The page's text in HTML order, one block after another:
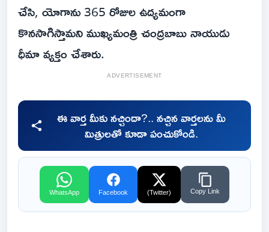
చేసి, యోగాను 365 రోజుల ఉద్యమంగా
కొనసాగిస్తామని ముఖ్యమంత్రి చంద్రబాబు నాయుడు
ధీమా వ్యక్తం చేశారు.
ADVERTISEMENT
ఈ వార్త మీకు నచ్చిందా?.. నచ్చిన వార్తలను మీ
మిత్రులతో కూడా పంచుకోండి.
WhatsApp Facebook (Twitter) Copy Link